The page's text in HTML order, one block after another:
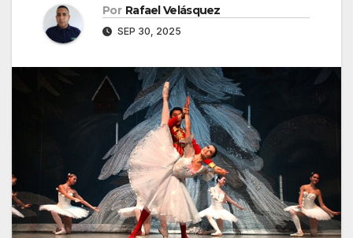
Por Rafael Velásquez
SEP 30, 2025